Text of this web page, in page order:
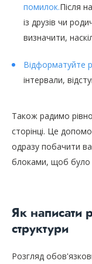
помилок.Після
із друзів чи
визначити,
Відформатуйте
інтервали,
Також радимо
сторінці. Це
одразу побачити
блоками, щоб було
Як
структури
Розгляд